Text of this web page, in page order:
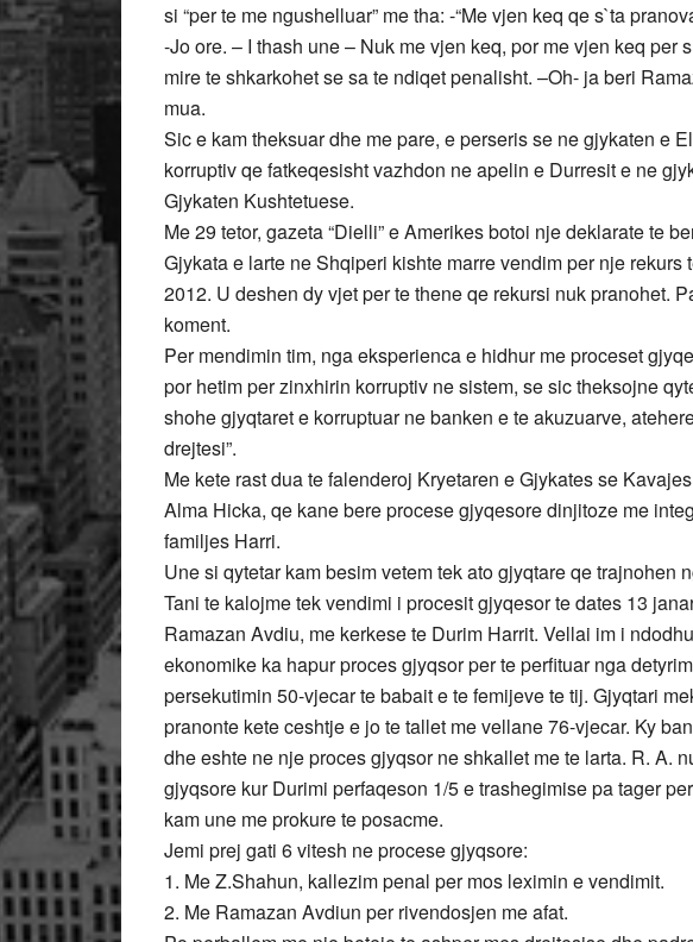
si “per te me ngushelluar” me tha: -“Me vjen keq qe s`ta
-Jo ore. – I thash une – Nuk me vjen keq, por me vjen keq per
mire te shkarkohet se sa te ndiqet penalisht. –Oh- ja beri
mua.
Sic e kam theksuar dhe me pare, e perseris se ne gjykaten e
korruptiv qe fatkeqesisht vazhdon ne apelin e Durresit e ne
Gjykaten Kushtetuese.
Me 29 tetor, gazeta “Dielli” e Amerikes botoi nje deklarate te
Gjykata e larte ne Shqiperi kishte marre vendim per nje rekurs
2012. U deshen dy vjet per te thene qe rekursi nuk pranohet.
koment.
Per mendimin tim, nga eksperienca e hidhur me proceset
por hetim per zinxhirin korruptiv ne sistem, se sic theksojne
shohe gjyqtaret e korruptuar ne banken e te akuzuarve,
drejtesi”.
Me kete rast dua te falenderoj Kryetaren e Gjykates se
Alma Hicka, qe kane bere procese gjyqesore dinjitoze me
familjes Harri.
Une si qytetar kam besim vetem tek ato gjyqtare qe trajnohen
Tani te kalojme tek vendimi i procesit gjyqesor te dates 13
Ramazan Avdiu, me kerkese te Durim Harrit. Vellai im i
ekonomike ka hapur proces gjyqsor per te perfituar nga
persekutimin 50-vjecar te babait e te femijeve te tij. Gjyqtari
pranonte kete ceshtje e jo te tallet me vellane 76-vjecar. Ky
dhe eshte ne nje proces gjyqsor ne shkallet me te larta. R. A.
gjyqsore kur Durimi perfaqeson 1/5 e trashegimise pa tager
kam une me prokure te posacme.
Jemi prej gati 6 vitesh ne procese gjyqsore:
1. Me Z.Shahun, kallezim penal per mos leximin e vendimit.
2. Me Ramazan Avdiun per rivendosjen me afat.